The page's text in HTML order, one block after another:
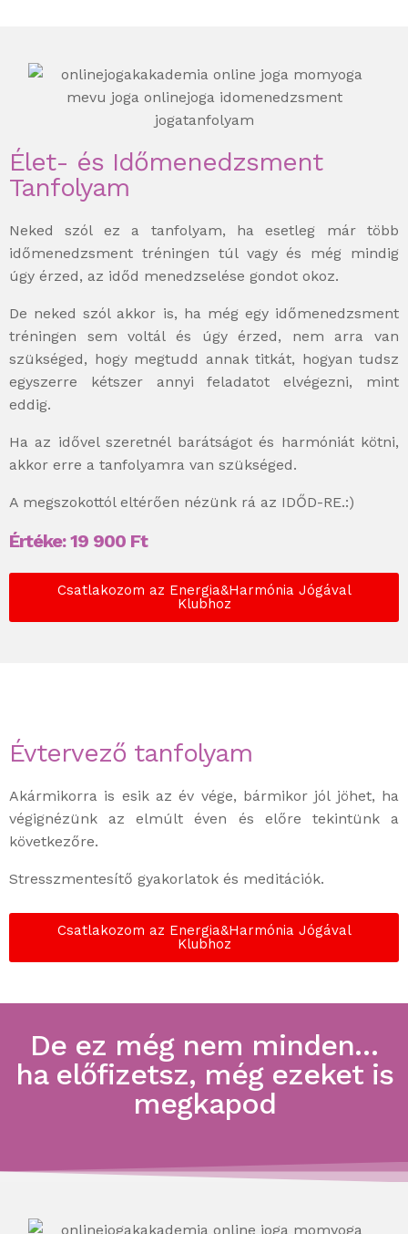
Élet- és Időmenedzsment
Tanfolyam
Neked szól ez a tanfolyam, ha esetleg már több
időmenedzsment tréningen túl vagy és még mindig
úgy érzed, az időd menedzselése gondot okoz.
De neked szól akkor is, ha még egy időmenedzsment
tréningen sem voltál és úgy érzed, nem arra van
szükséged, hogy megtudd annak titkát, hogyan tudsz
egyszerre kétszer annyi feladatot elvégezni, mint
eddig.
Ha az idővel szeretnél barátságot és harmóniát kötni,
akkor erre a tanfolyamra van szükséged.
A megszokottól eltérően nézünk rá az IDŐD-RE.:)
Értéke:19 900 Ft
Csatlakozom az Energia&Harmónia Jógával
Klubhoz
Évtervező tanfolyam
Akármikorra is esik az év vége, bármikor jól jöhet, ha
végignézünk az elmúlt éven és előre tekintünk a
következőre.
Stresszmentesítő gyakorlatok és meditációk.
Csatlakozom az Energia&Harmónia Jógával
Klubhoz
De ez még nem minden…
ha előfizetsz, még ezeket is
megkapod